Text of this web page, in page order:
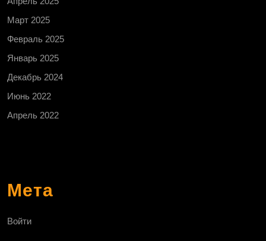
Март 2025
Февраль 2025
Январь 2025
Декабрь 2024
Июнь 2022
Апрель 2022
Мета
Войти